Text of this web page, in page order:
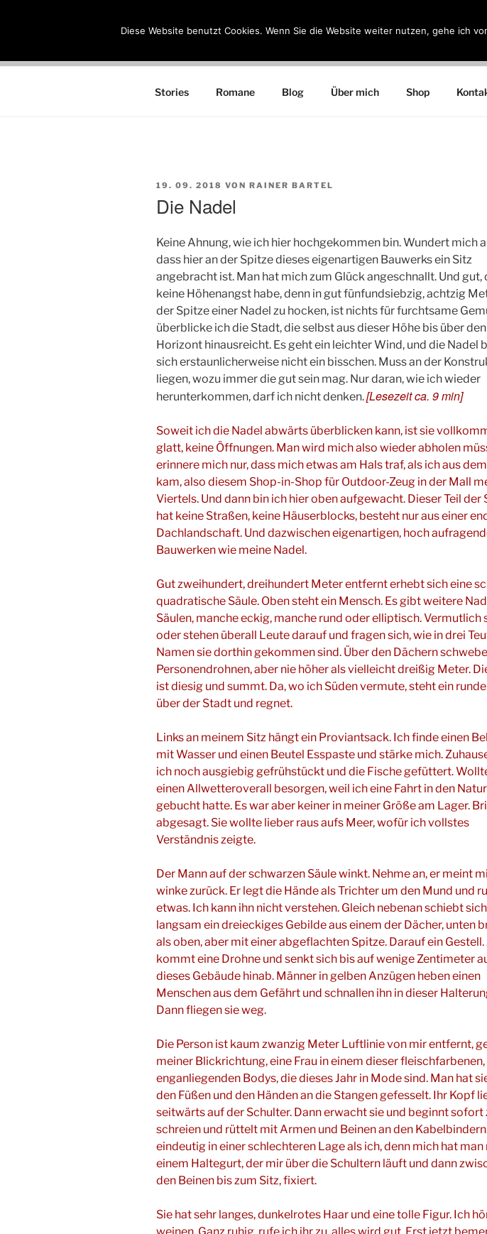
Stories Romane Blog Über mich Shop
VERÖFFENTLICHT
19. 09. 2018 VON RAINER BARTEL
Die Nadel
Keine Ahnung, wie ich hier hochgekommen bin. Wundert mich
dass hier an der Spitze dieses eigenartigen Bauwerks ein Sitz
angebracht ist. Man hat mich zum Glück angeschnallt. Und gut,
keine Höhenangst habe, denn in gut fünfundsiebzig, achtzig
der Spitze einer Nadel zu hocken, ist nichts für furchtsame
überblicke ich die Stadt, die selbst aus dieser Höhe bis über den
Horizont hinausreicht. Es geht ein leichter Wind, und die Nadel
sich erstaunlicherweise nicht ein bisschen. Muss an der
liegen, wozu immer die gut sein mag. Nur daran, wie ich wieder
herunterkommen, darf ich nicht denken.[Lesezeit ca. 9min]
Soweit ich die Nadel abwärts überblicken kann, ist sie
glatt, keine Öffnungen. Man wird mich also wieder abholen
erinnere mich nur, dass mich etwas am Hals traf, als ich aus
kam, also diesem Shop-in-Shop für Outdoor-Zeug in der Mall
Viertels. Und dann bin ich hier oben aufgewacht. Dieser Teil der
hat keine Straßen, keine Häuserblocks, besteht nur aus einer
Dachlandschaft. Und dazwischen eigenartigen, hoch
Bauwerken wie meine Nadel.
Gut zweihundert, dreihundert Meter entfernt erhebt sich eine
quadratische Säule. Oben steht ein Mensch. Es gibt weitere
Säulen, manche eckig, manche rund oder elliptisch. Vermutlich
oder stehen überall Leute darauf und fragen sich, wie in drei
Namen sie dorthin gekommen sind. Über den Dächern
Personendrohnen, aber nie höher als vielleicht dreißig Meter.
ist diesig und summt. Da, wo ich Süden vermute, steht ein
über der Stadt und regnet.
Links an meinem Sitz hängt ein Proviantsack. Ich finde einen
mit Wasser und einen Beutel Esspaste und stärke mich.
ich noch ausgiebig gefrühstückt und die Fische gefüttert.
einen Allwetteroverall besorgen, weil ich eine Fahrt in den
gebucht hatte. Es war aber keiner in meiner Größe am Lager.
abgesagt. Sie wollte lieber raus aufs Meer, wofür ich vollstes
Verständnis zeigte.
Der Mann auf der schwarzen Säule winkt. Nehme an, er meint
winke zurück. Er legt die Hände als Trichter um den Mund und
etwas. Ich kann ihn nicht verstehen. Gleich nebenan schiebt sich
langsam ein dreieckiges Gebilde aus einem der Dächer, unten
als oben, aber mit einer abgeflachten Spitze. Darauf ein Gestell.
kommt eine Drohne und senkt sich bis auf wenige Zentimeter
dieses Gebäude hinab. Männer in gelben Anzügen heben einen
Menschen aus dem Gefährt und schnallen ihn in dieser
Dann fliegen sie weg.
Die Person ist kaum zwanzig Meter Luftlinie von mir entfernt,
meiner Blickrichtung, eine Frau in einem dieser fleischfarbenen,
enganliegenden Bodys, die dieses Jahr in Mode sind. Man hat
den Füßen und den Händen an die Stangen gefesselt. Ihr Kopf
seitwärts auf der Schulter. Dann erwacht sie und beginnt sofort
schreien und rüttelt mit Armen und Beinen an den
eindeutig in einer schlechteren Lage als ich, denn mich hat man
einem Haltegurt, der mir über die Schultern läuft und dann
den Beinen bis zum Sitz, fixiert.
Sie hat sehr langes, dunkelrotes Haar und eine tolle Figur. Ich
Diese Website benutzt Cookies. Wenn Sie die Website weiter nutzen, gehe ich